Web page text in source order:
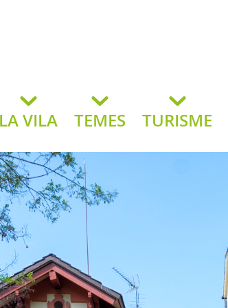
de Llavaneres
LA VILA TEMES TURISME